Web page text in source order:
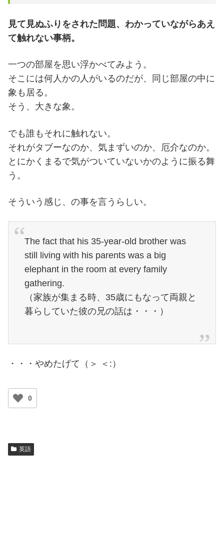
見て見ぬふりをされた問題、わかっていながらあえ
て触れない事柄。
一つの部屋を思い浮かべてみよう。
そこには何人かの人がいるのだが、同じ部屋の中に
象も居る。
そう、大きな象。
でも誰もそれに触れない。
それがタブーなのか、気まずいのか、厄介なのか。
とにかくまるで気がついていないかのように振る舞
う。
そういう感じ、の事を言うらしい。
The fact that his 35-year-old brother was
still living with his parents was a big
elephant in the room at every family
gathering.
（家族が集まる時、35歳にもなって両親と
暮らしていた彼の兄の話は・・・）
・・・やめたげて（＞ ＜:）
0
英語